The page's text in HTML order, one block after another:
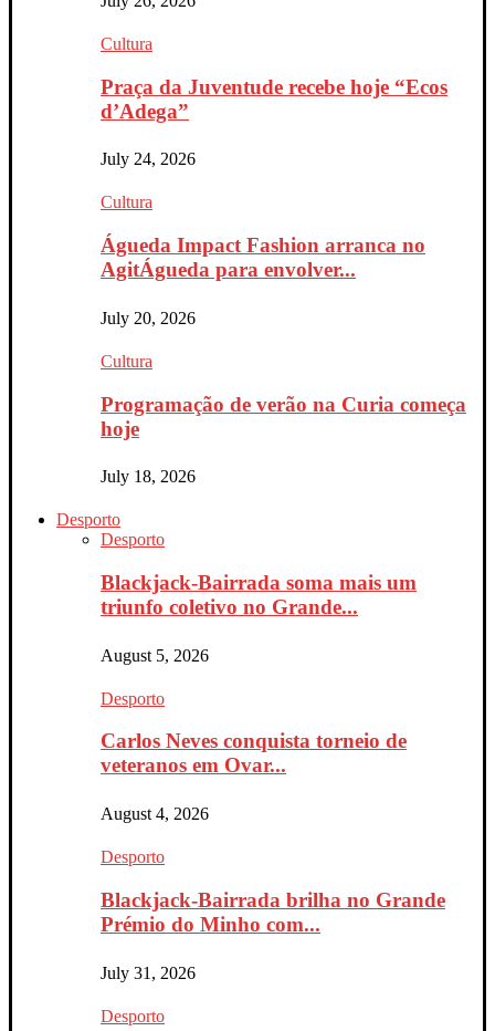
Cultura
Praça da Juventude recebe hoje “Ecos
d’Adega”
July 24, 2026
Cultura
Águeda Impact Fashion arranca no
AgitÁgueda para envolver...
July 20, 2026
Cultura
Programação de verão na Curia começa
hoje
July 18, 2026
Desporto
Desporto
Blackjack-Bairrada soma mais um
triunfo coletivo no Grande...
August 5, 2026
Desporto
Carlos Neves conquista torneio de
veteranos em Ovar...
August 4, 2026
Desporto
Blackjack-Bairrada brilha no Grande
Prémio do Minho com...
July 31, 2026
Desporto